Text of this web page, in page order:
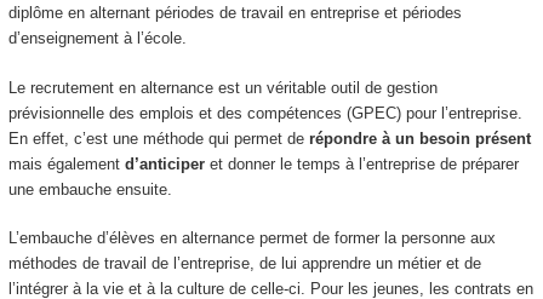
diplôme en alternant périodes de travail en entreprise et périodes
d’enseignement à l’école.
Le recrutement en alternance est un véritable outil de gestion
prévisionnelle des emplois et des compétences (GPEC) pour l’entreprise.
En effet, c’est une méthode qui permet de répondre à un besoin présent
mais également d’anticiperet donner le temps à l’entreprise de préparer
une embauche ensuite.
L’embauche d’élèves en alternance permet de former la personne aux
méthodes de travail de l’entreprise, de lui apprendre un métier et de
l’intégrer à la vie et à la culture de celle-ci. Pour les jeunes, les contrats en